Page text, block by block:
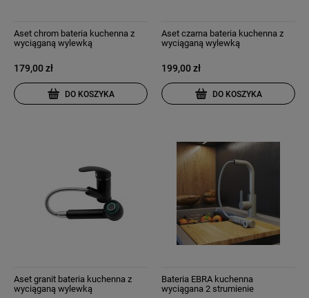
Aset chrom bateria kuchenna z
wyciąganą wylewką
179,00 zł
DO KOSZYKA
Aset czarna bateria kuchenna z
wyciąganą wylewką
199,00 zł
DO KOSZYKA
Aset granit bateria kuchenna z
wyciąganą wylewką
Bateria EBRA kuchenna
wyciągana 2 strumienie